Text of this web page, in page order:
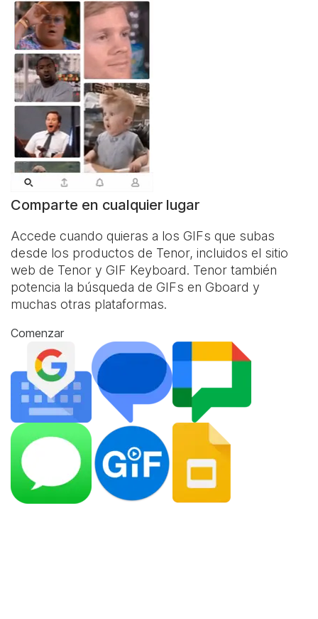
Comparte en cualquier lugar
Accede cuando quieras a los GIFs que subas
desde los productos de Tenor, incluidos el sitio
web de Tenor y GIF Keyboard. Tenor también
potencia la búsqueda de GIFs en Gboard y
muchas otras plataformas.
Comenzar